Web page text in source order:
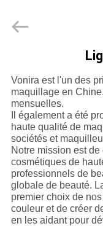
PRODUITS
AU
SUJET
DE
NOUS
Chanmy
Cosmetics
Vonira est l'un des
maquillage en
mensuelles.
Il également a été
haute qualité de
sociétés et
Notre mission est
cosmétiques de
professionnels de
globale de beauté.
premier choix de
couleur et de créer
en les aidant pour